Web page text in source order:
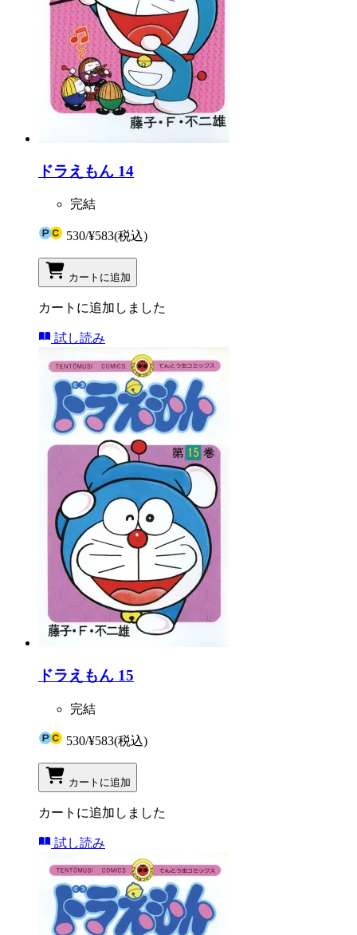
ドラえもん 14
完結
530/¥583(税込)
カートに追加
カートに追加しました
試し読み
ドラえもん 15
完結
530/¥583(税込)
カートに追加
カートに追加しました
試し読み